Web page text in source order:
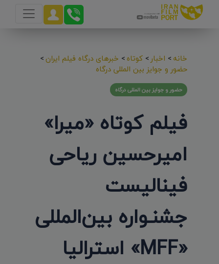
خانه> اخبار> کوتاه> خبرهای درگاه فیلم ایران>
حضور و جوایز بین المللی درگاه
حضور و جوایز بین المللی درگاه
فیلم کوتاه «میرا»
امیرحسین ریاحی
فینالیست
جشنـواره بین‌المللی
«MFF» استرالیا